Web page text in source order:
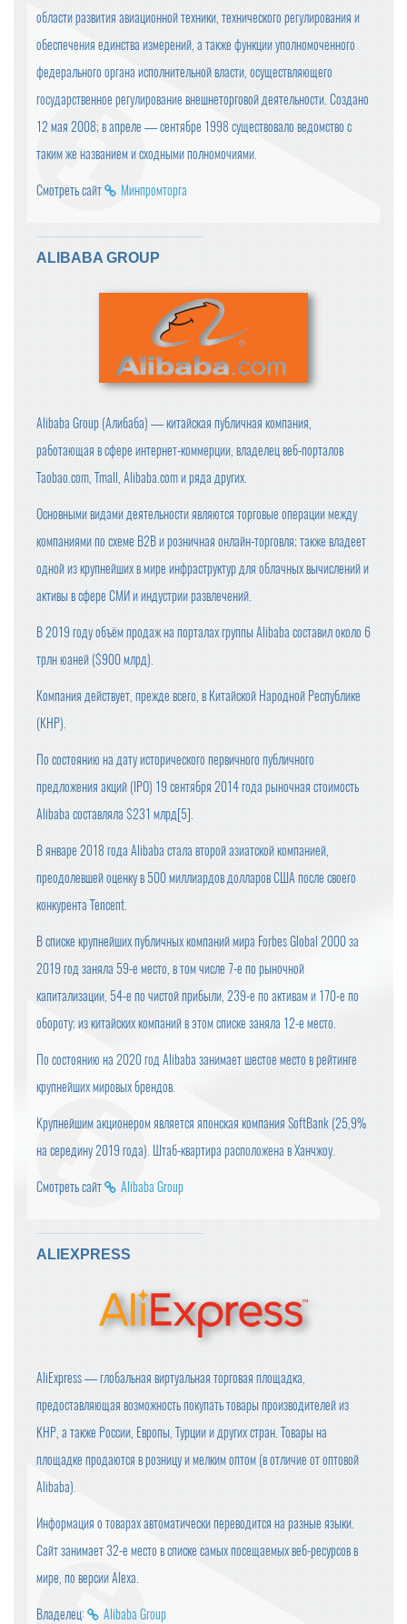
области развития авиационной техники, технического регулирования и
обеспечения единства измерений, а также функции уполномоченного
федерального органа исполнительной власти, осуществляющего
государственное регулирование внешнеторговой деятельности. Создано
12 мая 2008; в апреле — сентябре 1998 существовало ведомство с
таким же названием и сходными полномочиями.
Смотреть сайт Минпромторга
ALIBABA GROUP
Alibaba Group (Алибаба) — китайская публичная компания,
работающая в сфере интернет-коммерции, владелец веб-порталов
Taobao.com, Tmall, Alibaba.com и ряда других.
Основными видами деятельности являются торговые операции между
компаниями по схеме B2B и розничная онлайн-торговля; также владеет
одной из крупнейших в мире инфраструктур для облачных вычислений и
активы в сфере СМИ и индустрии развлечений.
В 2019 году объём продаж на порталах группы Alibaba составил около 6
трлн юаней ($900 млрд).
Компания действует, прежде всего, в Китайской Народной Республике
(КНР).
По состоянию на дату исторического первичного публичного
предложения акций (IPO) 19 сентября 2014 года рыночная стоимость
Alibaba составляла $231 млрд[5].
В январе 2018 года Alibaba стала второй азиатской компанией,
преодолевшей оценку в 500 миллиардов долларов США после своего
конкурента Tencent.
В списке крупнейших публичных компаний мира Forbes Global 2000 за
2019 год заняла 59-е место, в том числе 7-е по рыночной
капитализации, 54-е по чистой прибыли, 239-е по активам и 170-е по
обороту; из китайских компаний в этом списке заняла 12-е место.
По состоянию на 2020 год Alibaba занимает шестое место в рейтинге
крупнейших мировых брендов.
Крупнейшим акционером является японская компания SoftBank (25,9%
на середину 2019 года). Штаб-квартира расположена в Ханчжоу.
Смотреть сайт Alibaba Group
ALIEXPRESS
AliExpress — глобальная виртуальная торговая площадка,
предоставляющая возможность покупать товары производителей из
КНР, а также России, Европы, Турции и других стран. Товары на
площадке продаются в розницу и мелким оптом (в отличие от оптовой
Alibaba).
Информация о товарах автоматически переводится на разные языки.
Сайт занимает 32-е место в списке самых посещаемых веб-ресурсов в
мире, по версии Alexa.
Владелец: Alibaba Group